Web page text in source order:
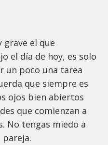
grave el que
el día de hoy, es solo
un poco una tarea
que siempre es
ojos bien abiertos
que comienzan a
No tengas miedo a